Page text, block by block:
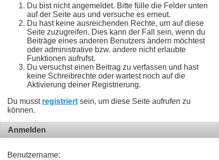
Du bist nicht angemeldet. Bitte fülle die Felder unten
auf der Seite aus und versuche es erneut.
Du hast keine ausreichenden Rechte, um auf diese
Seite zuzugreifen. Dies kann der Fall sein, wenn du
Beiträge eines anderen Benutzers ändern möchtest
oder administrative bzw. andere nicht erlaubte
Funktionen aufrufst.
Du versuchst einen Beitrag zu verfassen und hast
keine Schreibrechte oder wartest noch auf die
Aktivierung deiner Registrierung.
Du musst registriert sein, um diese Seite aufrufen zu
können.
Anmelden
Benutzername: